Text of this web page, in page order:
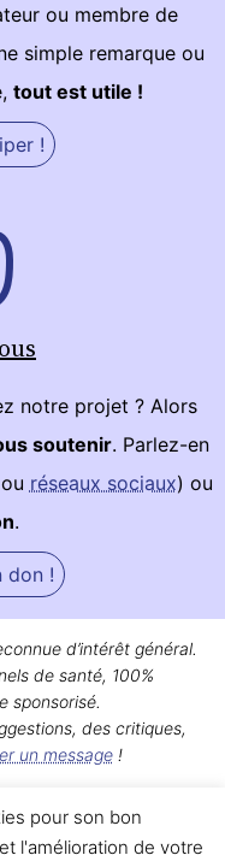
ou membre de
simple remarque ou
tout est utile !
!
notre projet ? Alors
soutenir. Parlez-en
réseaux sociaux) ou
.
don !
d’intérêt général.
de santé, 100%
sponsorisé.
des critiques,
un message!
légales|Contact
pour son bon
l'amélioration de votre